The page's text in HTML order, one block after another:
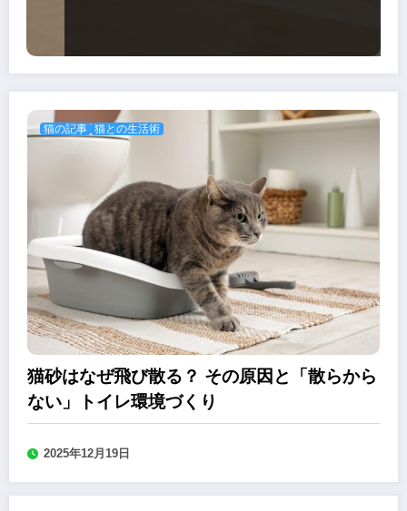
猫の記事 猫との生活術
猫砂はなぜ飛び散る？ その原因と「散らから
ない」トイレ環境づくり
2025年12月19日